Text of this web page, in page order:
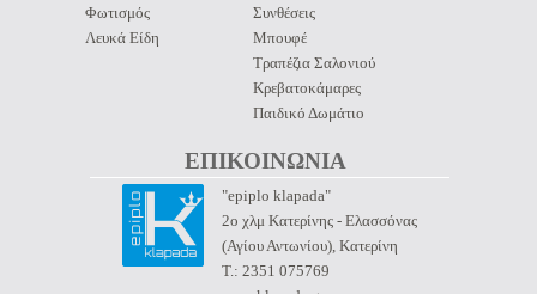
ΕΠΙΚΟΙΝΩΝΙΑ
Φωτισμός
Λευκά Είδη
Συνθέσεις
Μπουφέ
Τραπέζια Σαλονιού
Κρεβατοκάμαρες
Παιδικό Δωμάτιο
"epiplo klapada"
2ο χλμ Κατερίνης - Ελασσόνας
(Αγίου Αντωνίου), Κατερίνη
Τ.: 2351 075769